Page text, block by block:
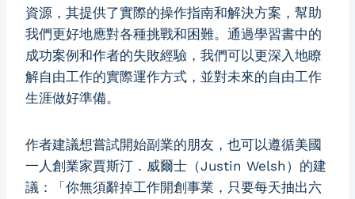
資源，其提供了實際的操作指南和解決方案，幫助
我們更好地應對各種挑戰和困難。通過學習書中的
成功案例和作者的失敗經驗，我們可以更深入地瞭
解自由工作的實際運作方式，並對未來的自由工作
生涯做好準備。
作者建議想嘗試開始副業的朋友，也可以遵循美國
一人創業家賈斯汀．威爾士（Justin Welsh）的建
議：「你無須辭掉工作開創事業，只要每天抽出六